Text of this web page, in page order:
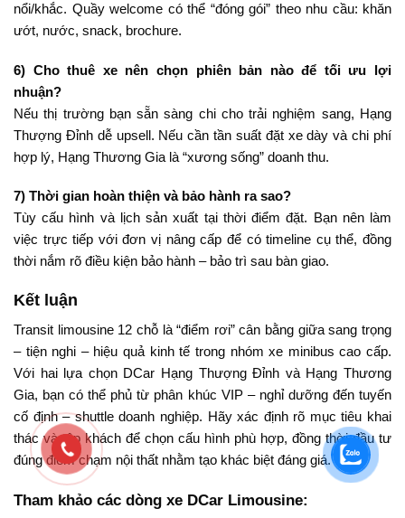
nổi/khắc. Quầy welcome có thể “đóng gói” theo nhu cầu: khăn
ướt, nước, snack, brochure.
6) Cho thuê xe nên chọn phiên bản nào để tối ưu lợi
nhuận?
Nếu thị trường bạn sẵn sàng chi cho trải nghiệm sang, Hạng
Thượng Đỉnh dễ upsell. Nếu cần tần suất đặt xe dày và chi phí
hợp lý, Hạng Thương Gia là “xương sống” doanh thu.
7) Thời gian hoàn thiện và bảo hành ra sao?
Tùy cấu hình và lịch sản xuất tại thời điểm đặt. Bạn nên làm
việc trực tiếp với đơn vị nâng cấp để có timeline cụ thể, đồng
thời nắm rõ điều kiện bảo hành – bảo trì sau bàn giao.
Kết luận
Transit limousine 12 chỗ là “điểm rơi” cân bằng giữa sang trọng
– tiện nghi – hiệu quả kinh tế trong nhóm xe minibus cao cấp.
Với hai lựa chọn DCar Hạng Thượng Đỉnh và Hạng Thương
Gia, bạn có thể phủ từ phân khúc VIP – nghỉ dưỡng đến tuyến
cố định – shuttle doanh nghiệp. Hãy xác định rõ mục tiêu khai
thác và tệp khách để chọn cấu hình phù hợp, đồng thời đầu tư
đúng điểm chạm nội thất nhằm tạo khác biệt đáng giá.
Tham khảo các dòng xe DCar Limousine: